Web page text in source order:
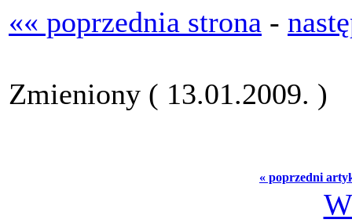
«« poprzednia strona -
Zmieniony ( 13.01.2009. )
« poprzedni